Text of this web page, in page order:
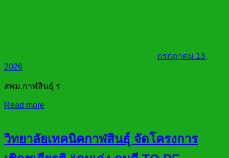
กรกฎาคม 13,
2026
สพม.กาฬสินธุ์ ร
Read more
วิทยาลัยเทคนิคกาฬสินธุ์ จัดโครงการ